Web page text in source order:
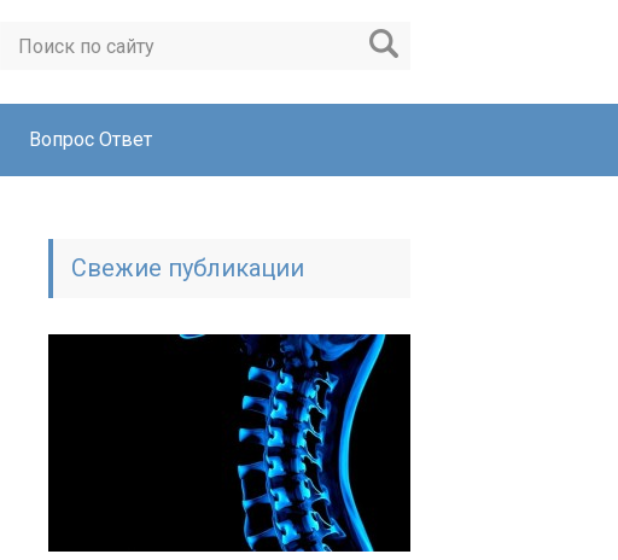
Вопрос Ответ
Свежие публикации